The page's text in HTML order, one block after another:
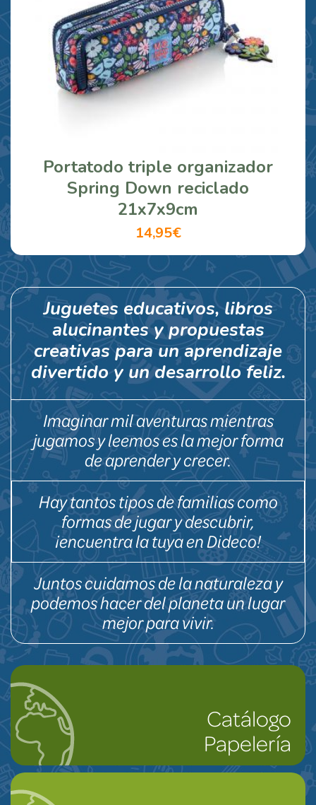
Portatodo triple organizador
Spring Down reciclado
21x7x9cm
14,95€
Juguetes educativos, libros
alucinantes y propuestas
creativas para un aprendizaje
divertido y un desarrollo feliz.
Imaginar mil aventuras mientras
jugamos y leemos es la mejor forma
de aprender y crecer.
Hay tantos tipos de familias como
formas de jugar y descubrir,
¡encuentra la tuya en Dideco!
Juntos cuidamos de la naturaleza y
podemos hacer del planeta un lugar
mejor para vivir.
Catálogo
Papelería